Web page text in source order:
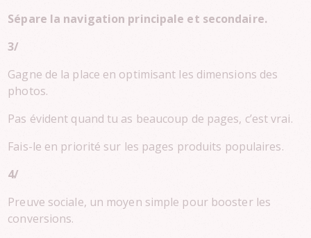
Sépare la navigation principale et secondaire.
3/
Gagne de la place en optimisant les dimensions des
photos.
Pas évident quand tu as beaucoup de pages, c’est vrai.
Fais-le en priorité sur les pages produits populaires.
4/
Preuve sociale, un moyen simple pour booster les
conversions.